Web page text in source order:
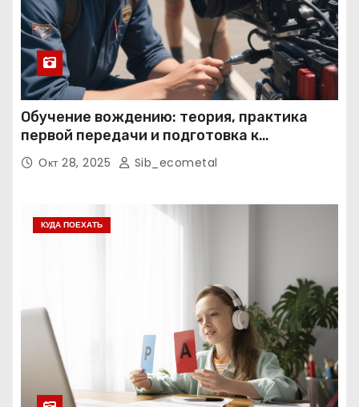
Обучение вождению: теория, практика
первой передачи и подготовка к
экзаменам
Окт 28, 2025 Sib_ecometal
КУДА ПОЕХАТЬ